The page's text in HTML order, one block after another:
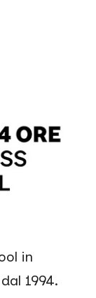
in
1994.